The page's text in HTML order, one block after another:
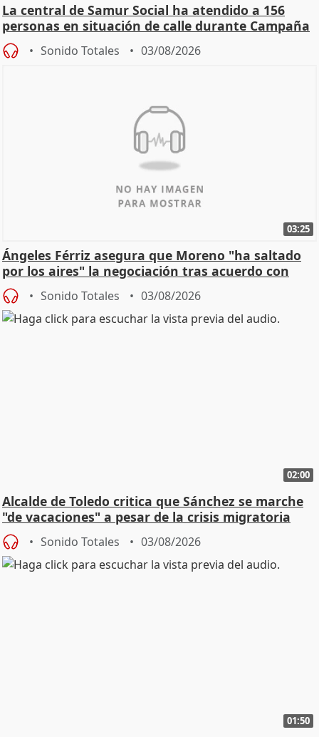
La central de Samur Social ha atendido a 156
personas en situación de calle durante Campaña
de Calor
Sonido Totales 03/08/2026
03:25
Ángeles Férriz asegura que Moreno "ha saltado
por los aires" la negociación tras acuerdo con
SMA
Sonido Totales 03/08/2026
02:00
Alcalde de Toledo critica que Sánchez se marche
"de vacaciones" a pesar de la crisis migratoria
Sonido Totales 03/08/2026
01:50